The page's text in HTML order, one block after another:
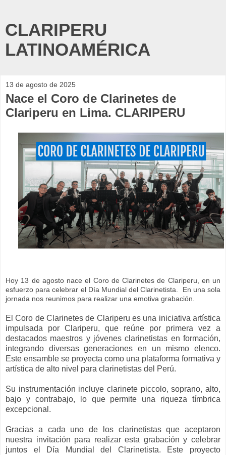
CLARIPERU
LATINOAMÉRICA
13 de agosto de 2025
Nace el Coro de Clarinetes de
Clariperu en Lima. CLARIPERU
Hoy 13 de agosto nace el Coro de Clarinetes de Clariperu, en un
esfuerzo para celebrar el Día Mundial del Clarinetista. En una sola
jornada nos reunimos para realizar una emotiva grabación.
El Coro de Clarinetes de Clariperu es una iniciativa artística
impulsada por Clariperu, que reúne por primera vez a
destacados maestros y jóvenes clarinetistas en formación,
integrando diversas generaciones en un mismo elenco.
Este ensamble se proyecta como una plataforma formativa y
artística de alto nivel para clarinetistas del Perú.
Su instrumentación incluye clarinete piccolo, soprano, alto,
bajo y contrabajo, lo que permite una riqueza tímbrica
excepcional.
Gracias a cada uno de los clarinetistas que aceptaron
nuestra invitación para realizar esta grabación y celebrar
juntos el Día Mundial del Clarinetista. Este proyecto